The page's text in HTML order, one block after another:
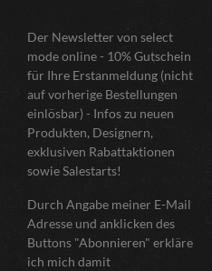
Der Newsletter von select
mode online - 10% Gutschein
für Ihre Erstanmeldung (nicht
auf vorherige Bestellungen
einlösbar) - Infos zu neuen
Produkten, Designern,
exklusiven Rabattaktionen
sowie Salestarts!
Durch Angabe meiner E-Mail
Adresse und anklicken des
Buttons "Abonnieren" erkläre
ich mich damit